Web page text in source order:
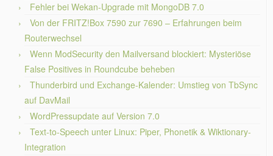
Fehler bei Wekan-Upgrade mit MongoDB 7.0
Von der FRITZ!Box 7590 zur 7690 – Erfahrungen beim
Routerwechsel
Wenn ModSecurity den Mailversand blockiert: Mysteriöse
False Positives in Roundcube beheben
Thunderbird und Exchange-Kalender: Umstieg von TbSync
auf DavMail
WordPressupdate auf Version 7.0
Text-to-Speech unter Linux: Piper, Phonetik & Wiktionary-
Integration